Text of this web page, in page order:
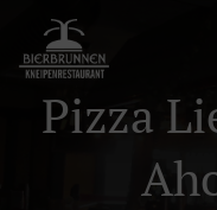
Pizza